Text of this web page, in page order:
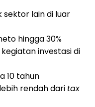
sektor lain di luar
hingga 30%
investasi di
10 tahun
rendah dari tax